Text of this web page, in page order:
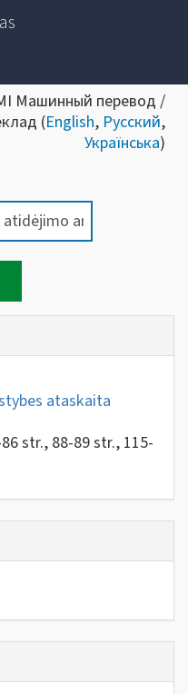
Машинный перевод /
(English, Русский,
Українська)
ataskaita
str., 88-89 str., 115-